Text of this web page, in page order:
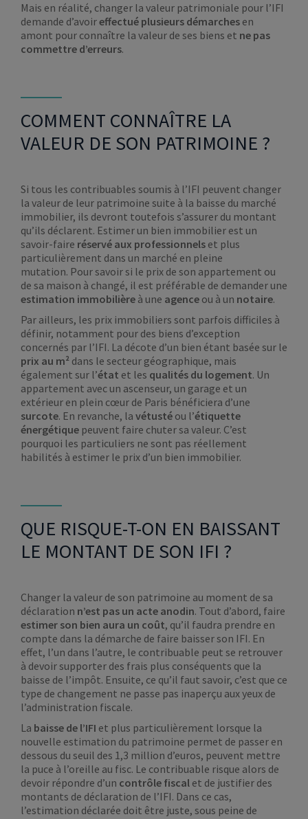
Mais en réalité, changer la valeur patrimoniale pour l’IFI
demande d’avoireffectué plusieurs démarches en
amont pour connaître la valeur de ses biens et ne pas
commettre d’erreurs.
COMMENT CONNAÎTRE LA
VALEUR DE SON PATRIMOINE ?
Si tous les contribuables soumis à l’IFI peuvent changer
la valeur de leur patrimoine suite à la baisse du marché
immobilier, ils devront toutefois s’assurer du montant
qu’ils déclarent. Estimer un bien immobilier est un
savoir-faire réservé aux professionnels et plus
particulièrement dans un marché en pleine
mutation. Pour savoir si le prix de son appartement ou
de sa maison à changé, il est préférable de demander une
estimation immobilière à une agence ou à un notaire.
Par ailleurs, les prix immobiliers sont parfois difficiles à
définir, notamment pour des biens d’exception
concernés par l’IFI. La décote d’un bien étant basée sur le
prix au m² dans le secteur géographique, mais
également sur l’état et les qualités du logement. Un
appartement avec un ascenseur, un garage et un
extérieur en plein cœur de Paris bénéficiera d’une
surcote. En revanche, la vétusté ou l’étiquette
énergétique peuvent faire chuter sa valeur. C’est
pourquoi les particuliers ne sont pas réellement
habilités à estimer le prix d’un bien immobilier.
QUE RISQUE-T-ON EN BAISSANT
LE MONTANT DE SON IFI ?
Changer la valeur de son patrimoine au moment de sa
déclaration n’est pas un acte anodin. Tout d’abord, faire
estimer son bien aura un coût, qu’il faudra prendre en
compte dans la démarche de faire baisser son IFI. En
effet, l’un dans l’autre, le contribuable peut se retrouver
à devoir supporter des frais plus conséquents que la
baisse de l’impôt. Ensuite, ce qu’il faut savoir, c’est que ce
type de changement ne passe pas inaperçu aux yeux de
l’administration fiscale.
La baisse de l’IFI et plus particulièrement lorsque la
nouvelle estimation du patrimoine permet de passer en
dessous du seuil des 1,3 million d’euros, peuvent mettre
la puce à l’oreille au fisc. Le contribuable risque alors de
devoir répondre d’un contrôle fiscal et de justifier des
montants de déclaration de l’IFI. Dans ce cas,
l’estimation déclarée doit être juste, sous peine de